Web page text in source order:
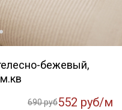
бежевый,
690 руб552 руб/м